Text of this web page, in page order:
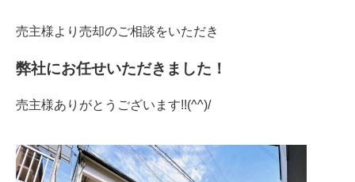
売主様より売却のご相談をいただき
弊社にお任せいただきました！
売主様ありがとうございます!!(^^)/